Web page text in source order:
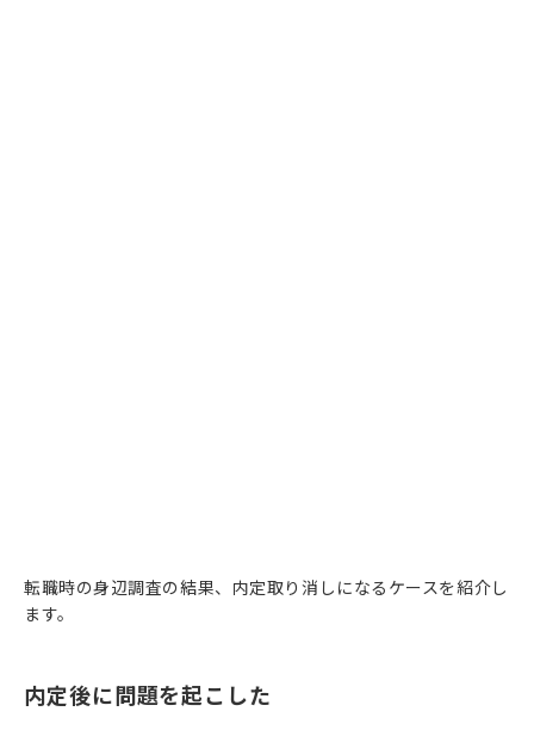
転職時の身辺調査の結果、内定取り消しになるケースを紹介し
ます。
内定後に問題を起こした